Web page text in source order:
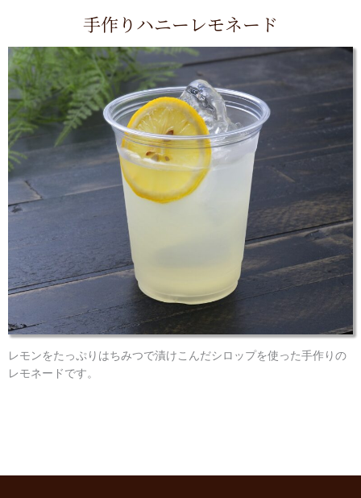
手作りハニーレモネード
レモンをたっぷりはちみつで漬けこんだシロップを使った手作りの
レモネードです。